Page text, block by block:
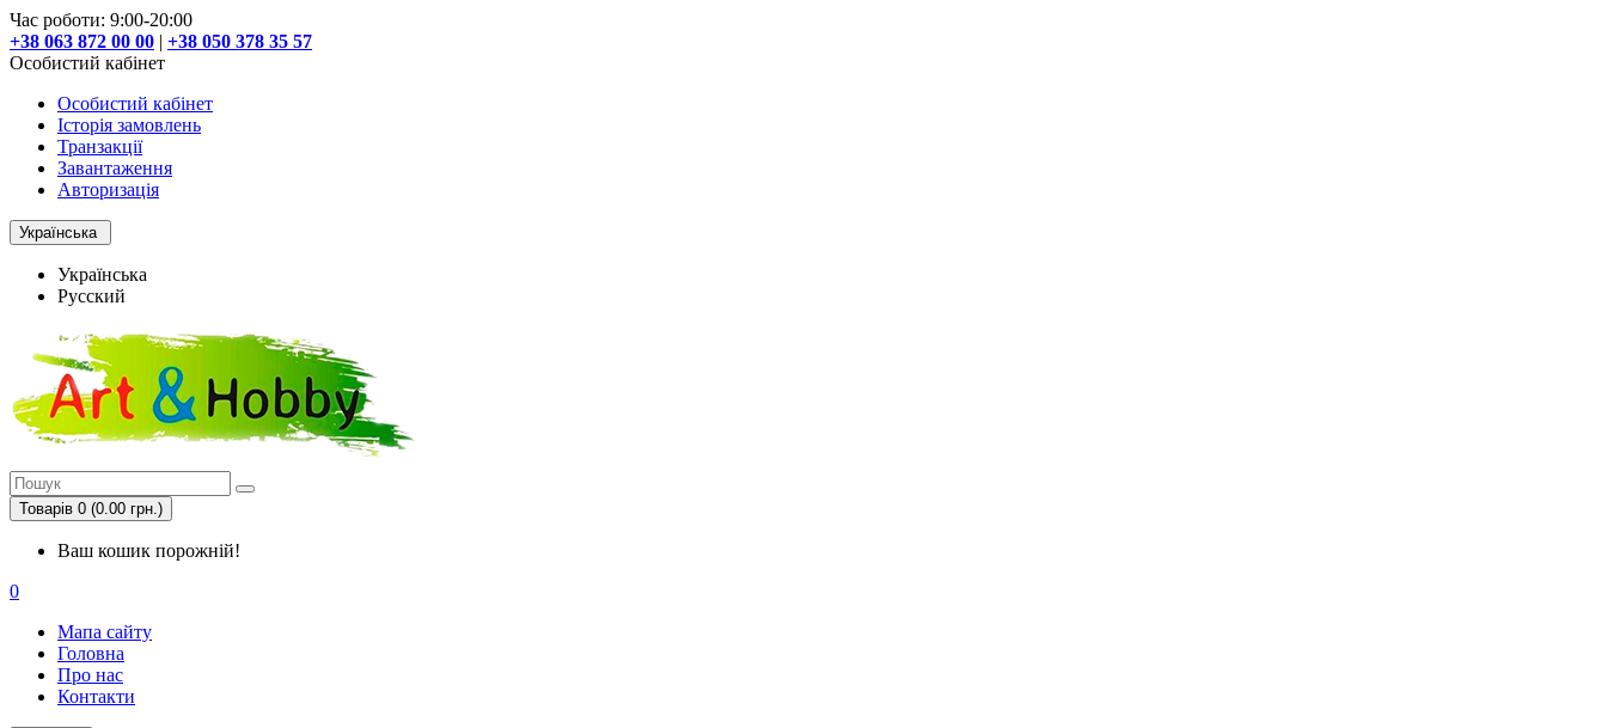
Час роботи: 9:00-20:00
+38 063 872 00 00 | +38 050 378 35 57
Особистий кабінет
Особистий кабінет
Історія замовлень
Транзакції
Завантаження
Авторизація
Українська
Українська
Русский
Товарів 0 (0.00 грн.)
Ваш кошик порожній!
0
Мапа сайту
Головна
Про нас
Контакти